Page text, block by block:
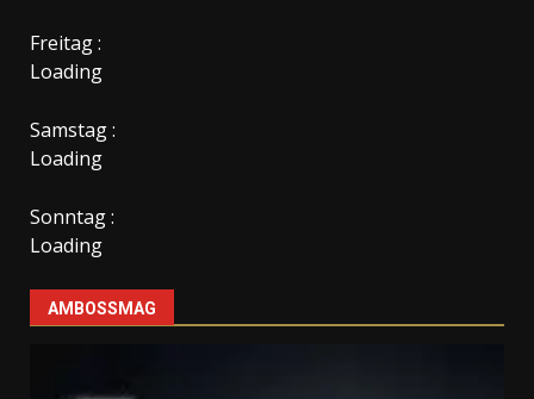
Freitag :
Loading
Samstag :
Loading
Sonntag :
Loading
AMBOSSMAG